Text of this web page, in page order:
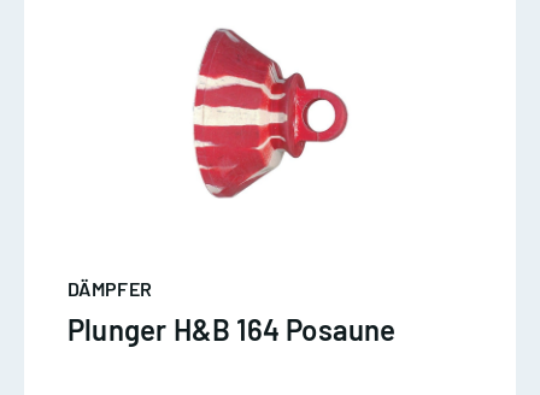
DÄMPFER
Plunger H&B 164 Posaune